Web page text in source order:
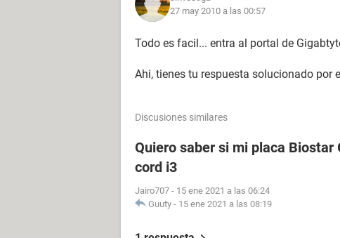
27 may 2010 a las 00:57
Todo es facil... entra al portal de
Ahi, tienes tu respuesta solucionado por
Discusiones similares
Quiero saber si mi placa Biostar
cord i3
Jairo707 - 15 ene 2021 a las 06:24
Guuty - 15 ene 2021 a las 08:19